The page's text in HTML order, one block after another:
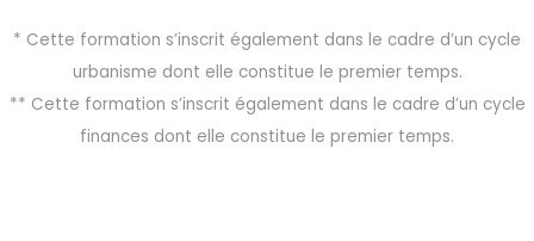
* Cette formation s’inscrit également dans le cadre d’un cycle
urbanisme dont elle constitue le premier temps.
** Cette formation s’inscrit également dans le cadre d’un cycle
finances dont elle constitue le premier temps.